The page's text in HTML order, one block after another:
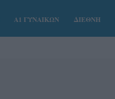
Α1 ΓΥΝΑΙΚΩΝ ΔΙΕΘΝΗ